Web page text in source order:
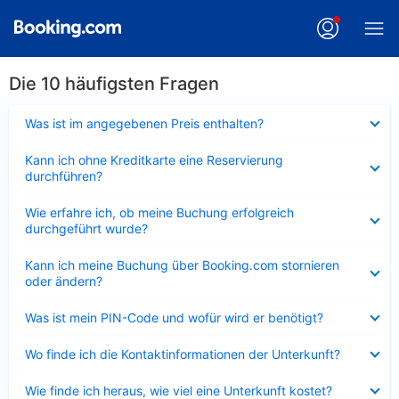
Die 10 häufigsten Fragen
Was ist im angegebenen Preis enthalten?
Kann ich ohne Kreditkarte eine Reservierung
durchführen?
Wie erfahre ich, ob meine Buchung erfolgreich
durchgeführt wurde?
Kann ich meine Buchung über Booking.com stornieren
oder ändern?
Was ist mein PIN-Code und wofür wird er benötigt?
Wo finde ich die Kontaktinformationen der Unterkunft?
Wie finde ich heraus, wie viel eine Unterkunft kostet?